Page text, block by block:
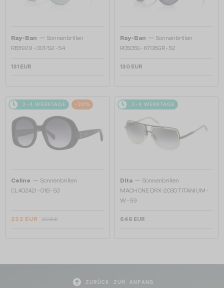
Ray-Ban — Sonnenbrillen
RB3929 - 001/S2 - 54
131 EUR
Ray-Ban — Sonnenbrillen
R0505S - 6708GR - 52
130 EUR
2-4 WERKTAGE -20%
Celine — Sonnenbrillen
CL40242I - 01B - 53
232 EUR 290 EUR
2-4 WERKTAGE
Dita — Sonnenbrillen
MACH ONE DRX-2030 TITANIUM -
W - 59
646 EUR
ZURÜCK ZUM ANFANG